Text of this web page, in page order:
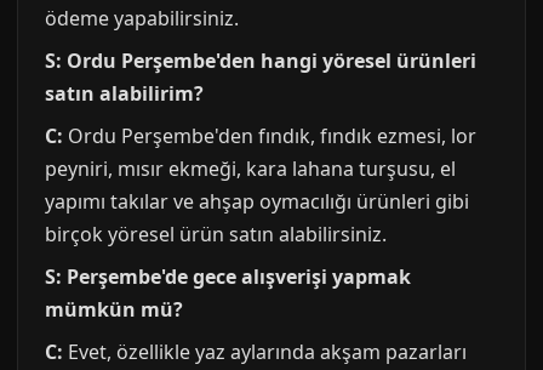
ödeme yapabilirsiniz.
S: Ordu Perşembe'den hangi yöresel ürünleri
satın alabilirim?
C: Ordu Perşembe'den fındık, fındık ezmesi, lor
peyniri, mısır ekmeği, kara lahana turşusu, el
yapımı takılar ve ahşap oymacılığı ürünleri gibi
birçok yöresel ürün satın alabilirsiniz.
S: Perşembe'de gece alışverişi yapmak
mümkün mü?
C: Evet, özellikle yaz aylarında akşam pazarları